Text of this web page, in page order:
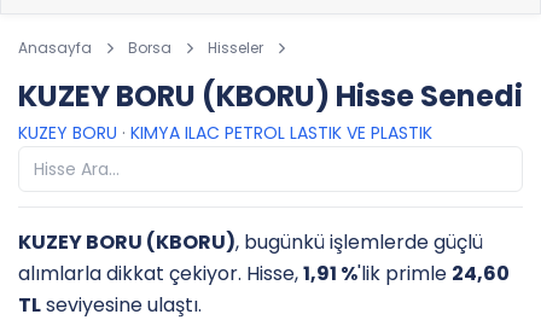
Anasayfa Borsa Hisseler
KUZEY BORU (KBORU) Hisse Senedi
KUZEY BORU · KIMYA ILAC PETROL LASTIK VE PLASTIK
KUZEY BORU (KBORU), bugünkü işlemlerde güçlü
alımlarla dikkat çekiyor. Hisse,1,91 %'lik primle 24,60
TLseviyesine ulaştı.